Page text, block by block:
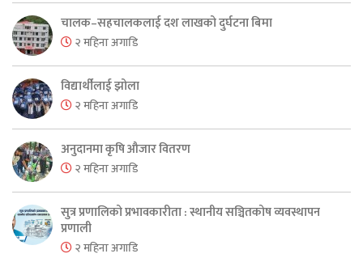
चालक–सहचालकलाई दश लाखको दुर्घटना बिमा
२ महिना अगाडि
विद्यार्थीलाई झोला
२ महिना अगाडि
अनुदानमा कृषि औजार वितरण
२ महिना अगाडि
सुत्र प्रणालिको प्रभावकारीता : स्थानीय सञ्चितकोष व्यवस्थापन
प्रणाली
२ महिना अगाडि